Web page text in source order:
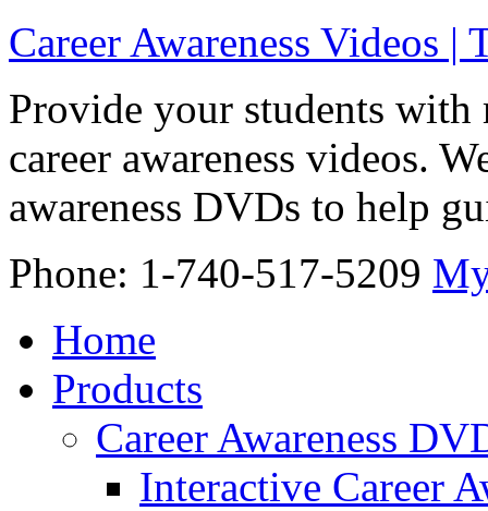
Career Awareness Videos
Provide your students
career awareness videos.
awareness DVDs to help
Phone: 1-740-517-5209
Home
Products
Career Awareness
Interactive Career